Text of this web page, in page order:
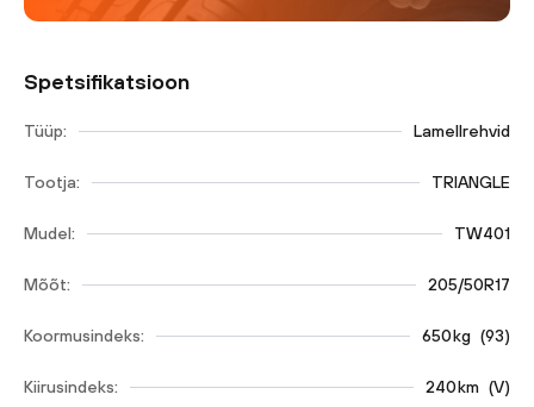
Spetsifikatsioon
Tüüp: Lamellrehvid
Tootja: TRIANGLE
Mudel: TW401
Mõõt: 205/50R17
Koormusindeks: 650kg (93)
Kiirusindeks: 240km (V)